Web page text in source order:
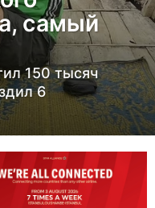
самый
150 тысяч
6